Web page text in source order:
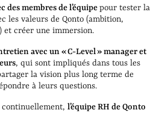
des membres de l’équipepour tester la
les valeurs de Qonto (ambition,
et créer une immersion.
avec un « C-Level » manager et
, qui sont impliqués dans tous les
la vision plus long terme de
à leurs questions.
continuellement, l’équipe RH de Qonto